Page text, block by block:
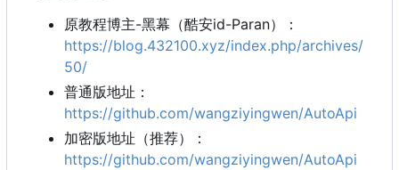
原教程博主-黑幕（酷安id-Paran）：
https://blog.432100.xyz/index.php/archives/
50/
普通版地址：
https://github.com/wangziyingwen/AutoApi
加密版地址（推荐）：
https://github.com/wangziyingwen/AutoApi